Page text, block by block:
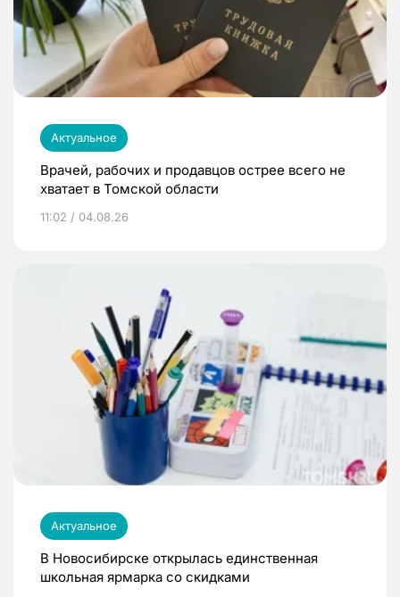
Актуальное
Врачей, рабочих и продавцов острее всего не
хватает в Томской области
11:02 / 04.08.26
Актуальное
В Новосибирске открылась единственная
школьная ярмарка со скидками